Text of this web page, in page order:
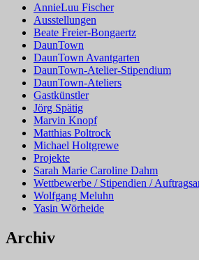
AnnieLuu Fischer
Ausstellungen
Beate Freier-Bongaertz
DaunTown
DaunTown Avantgarten
DaunTown-Atelier-Stipendium
DaunTown-Ateliers
Gastkünstler
Jörg Spätig
Marvin Knopf
Matthias Poltrock
Michael Holtgrewe
Projekte
Sarah Marie Caroline Dahm
Wettbewerbe / Stipendien /
Wolfgang Meluhn
Yasin Wörheide
Archiv